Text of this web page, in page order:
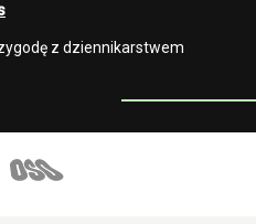
z dziennikarstwem